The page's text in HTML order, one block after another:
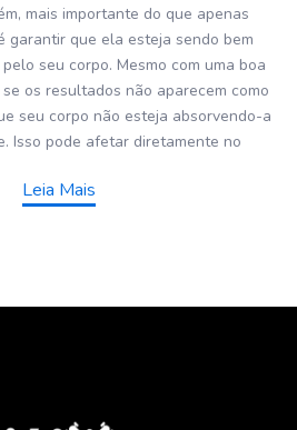
mais importante do que apenas
garantir que ela esteja sendo bem
seu corpo. Mesmo com uma boa
os resultados não aparecem como
seu corpo não esteja absorvendo-a
Isso pode afetar diretamente no
Leia Mais